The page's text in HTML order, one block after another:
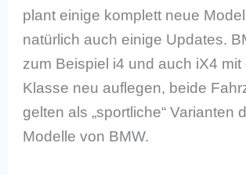
plant einige komplett neue
natürlich auch einige Updates.
zum Beispiel i4 und auch iX4 mit
Klasse neu auflegen, beide
gelten als „sportliche“ Varianten
Modelle von BMW.